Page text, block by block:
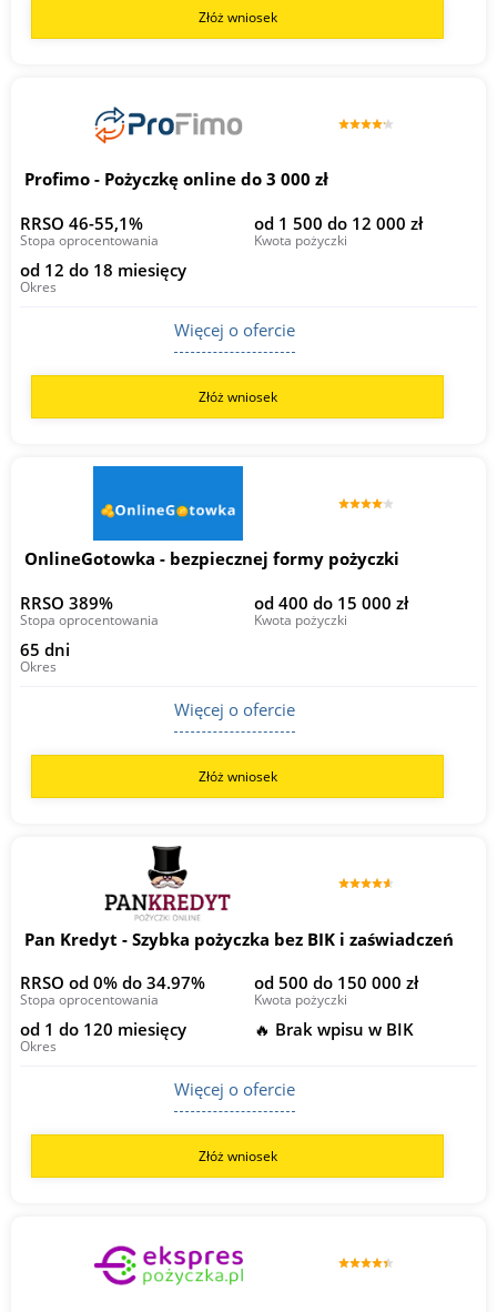
Złóż wniosek
Profimo - Pożyczkę online do 3 000 zł
RRSO 46-55,1%
Stopa oprocentowania
od 1 500 do 12 000 zł
Kwota pożyczki
od 12 do 18 miesięcy
Okres
Więcej o ofercie
Złóż wniosek
OnlineGotowka - bezpiecznej formy pożyczki
RRSO 389%
Stopa oprocentowania
od 400 do 15 000 zł
Kwota pożyczki
65 dni
Okres
Więcej o ofercie
Złóż wniosek
Pan Kredyt - Szybka pożyczka bez BIK i zaświadczeń
RRSO od 0% do 34.97%
Stopa oprocentowania
od 500 do 150 000 zł
Kwota pożyczki
od 1 do 120 miesięcy
Okres
🔥 Brak wpisu w BIK
Więcej o ofercie
Złóż wniosek